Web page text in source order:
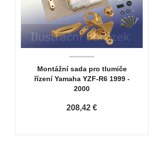
Montážní sada pro tlumiče
řízení Yamaha YZF-R6 1999 -
2000
208,42 €